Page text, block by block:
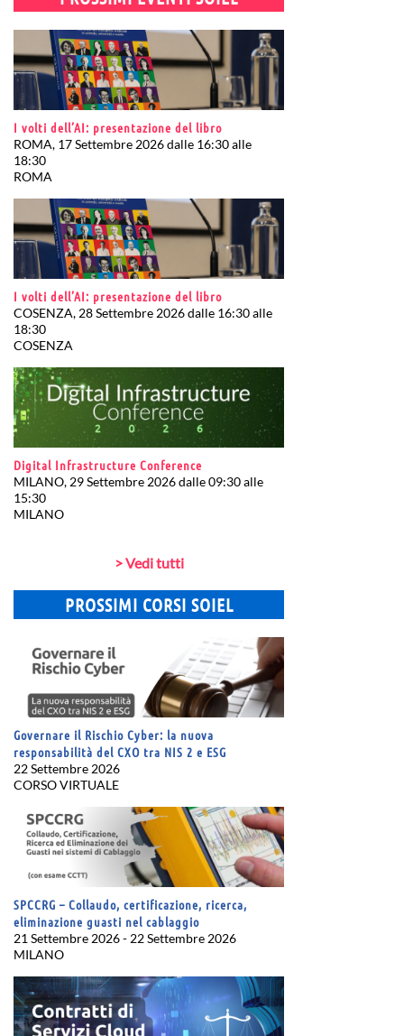
I volti dell’AI: presentazione del libro
ROMA, 17 Settembre 2026 dalle 16:30 alle
18:30
ROMA
I volti dell’AI: presentazione del libro
COSENZA, 28 Settembre 2026 dalle 16:30 alle
18:30
COSENZA
Digital Infrastructure Conference
MILANO, 29 Settembre 2026 dalle 09:30 alle
15:30
MILANO
> Vedi tutti
PROSSIMI CORSI SOIEL
Governare il Rischio Cyber: la nuova
responsabilità del CXO tra NIS 2 e ESG
22 Settembre 2026
CORSO VIRTUALE
SPCCRG – Collaudo, certificazione, ricerca,
eliminazione guasti nel cablaggio
21 Settembre 2026 - 22 Settembre 2026
MILANO